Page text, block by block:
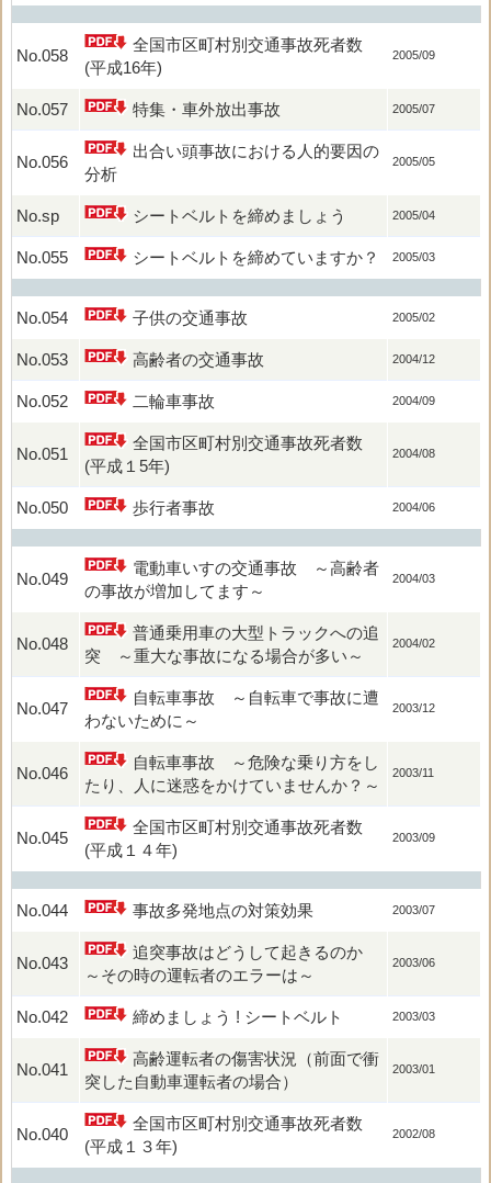
No.058
全国市区町村別交通事故死者数
(平成16年)
2005/09
No.057 特集・車外放出事故 2005/07
No.056
出合い頭事故における人的要因の
分析
2005/05
No.sp シートベルトを締めましょう 2005/04
No.055 シートベルトを締めていますか？ 2005/03
No.054 子供の交通事故 2005/02
No.053 高齢者の交通事故 2004/12
No.052 二輪車事故 2004/09
No.051
全国市区町村別交通事故死者数
(平成１5年)
2004/08
No.050 歩行者事故 2004/06
No.049
電動車いすの交通事故 ～高齢者
の事故が増加してます～
2004/03
No.048
普通乗用車の大型トラックへの追
突 ～重大な事故になる場合が多い～
2004/02
No.047
自転車事故 ～自転車で事故に遭
わないために～
2003/12
No.046
自転車事故 ～危険な乗り方をし
たり、人に迷惑をかけていませんか？～
2003/11
No.045
全国市区町村別交通事故死者数
(平成１４年)
2003/09
No.044 事故多発地点の対策効果 2003/07
No.043
追突事故はどうして起きるのか
～その時の運転者のエラーは～
2003/06
No.042 締めましょう ! シートベルト 2003/03
No.041
高齢運転者の傷害状況（前面で衝
突した自動車運転者の場合）
2003/01
No.040
全国市区町村別交通事故死者数
(平成１３年)
2002/08